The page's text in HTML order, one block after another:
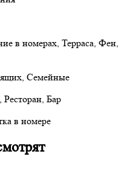
в номерах, Терраса, Фен,
Семейные
Ресторан, Бар
в номере